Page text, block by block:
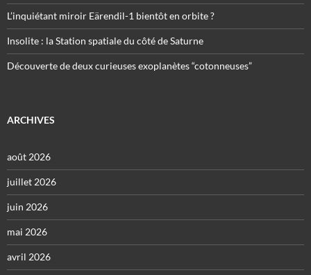
L’inquiétant miroir Eärendil-1 bientôt en orbite ?
Insolite : la Station spatiale du côté de Saturne
Découverte de deux curieuses exoplanètes “cotonneuses”
ARCHIVES
août 2026
juillet 2026
juin 2026
mai 2026
avril 2026